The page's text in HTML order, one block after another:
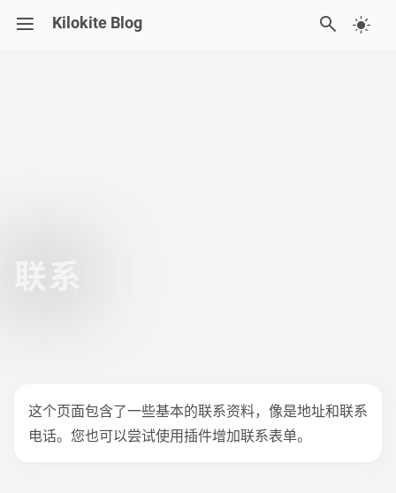
Kilokite Blog
这个页面包含了一些基本的联系资料，像是地址和联系
电话。您也可以尝试使用插件增加联系表单。